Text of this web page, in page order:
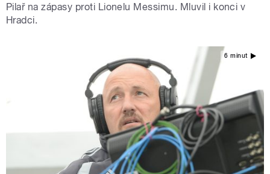
Pilař na zápasy proti Lionelu Messimu. Mluvil i konci v
Hradci.
6 minut